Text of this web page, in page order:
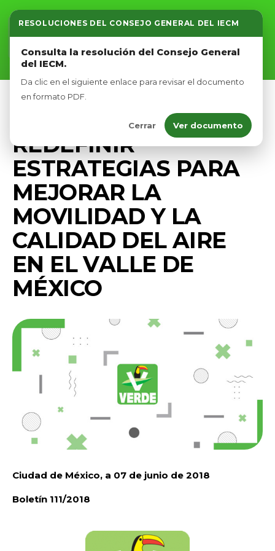
RESOLUCIONES DEL CONSEJO GENERAL DEL IECM
Consulta la resolución del Consejo General
del IECM.
Da clic en el siguiente enlace para revisar el documento
en formato PDF.
Cerrar Ver documento
Inicio
Nosotros
Afíliate
REDEFINIR
ESTRATEGIAS PARA
MEJORAR LA
MOVILIDAD Y LA
CALIDAD DEL AIRE
EN EL VALLE DE
MÉXICO
Ciudad de México, a 07 de junio de 2018
Boletín 111/2018